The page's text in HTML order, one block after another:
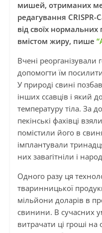
мишей, отриманих
редагування CRISPR-
від своїх
вмістом жиру, пише
Вчені реорганізували
допомогти їм
У природі свині
інших ссавців і який
температуру тіла. За
пекінські фахівці
помістили його в
імплантували
них завагітніли і
Одного разу ця
тваринницької
мільйони доларів в
свинини. В сучасних
витрачати ці гроші на